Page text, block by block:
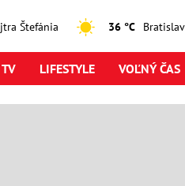
Štefánia 36 °C
LIFESTYLE VOĽNÝ ČAS